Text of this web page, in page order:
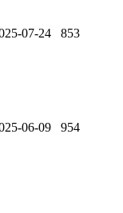
07-24 853
06-09 954